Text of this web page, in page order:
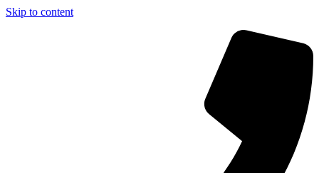
Skip to content